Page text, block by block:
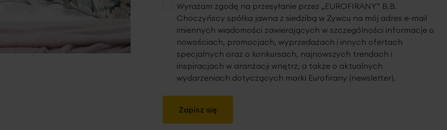
Zapisz się
Wyrażam zgodę na przesyłanie przez „EUROFIRANY” B.B.
Choczyńscy spółka jawna z siedzibą w Żywcu na mój adres e-mail
imiennych wiadomości zawierających w szczególności informacje o
nowościach, promocjach, wyprzedażach i innych ofertach
specjalnych oraz o konkursach, najnowszych trendach i
inspiracjach w aranżacji wnętrz, a także o aktualnych
wydarzeniach dotyczących marki Eurofirany (newsletter).